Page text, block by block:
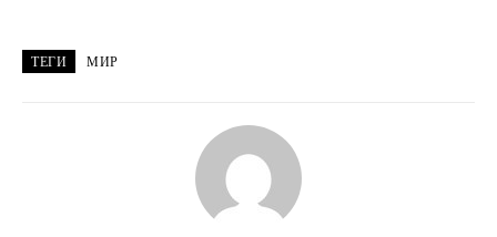
ТЕГИ МИР